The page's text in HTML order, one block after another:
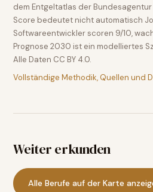
dem Entgeltatlas der
Score bedeutet nicht automatisch
Softwareentwickler scoren 9/10,
Prognose 2030 ist ein modelliertes
Alle Daten CC BY 4.0.
Vollständige Methodik, Quellen und
Weiter erkunden
Alle Berufe auf der Karte